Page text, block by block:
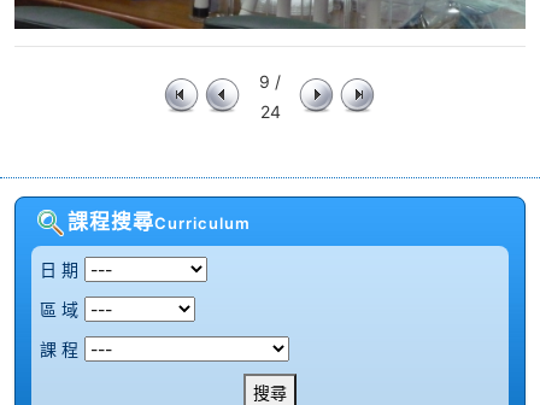
9 /
24
課程搜尋Curriculum
日 期
區 域
課 程
搜尋